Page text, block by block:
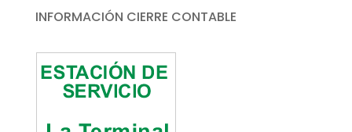
INFORMACIÓN CIERRE CONTABLE